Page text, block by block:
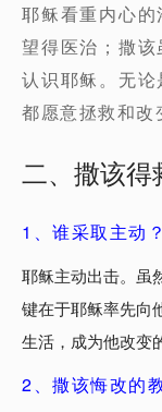
耶稣看重内心
望得医治；撒
认识耶稣。无
都愿意拯救和改
二、撒该得
1、谁采取主动？
耶稣主动出击。虽
键在于耶稣率先向
生活，成为他改变
2、撒该悔改的